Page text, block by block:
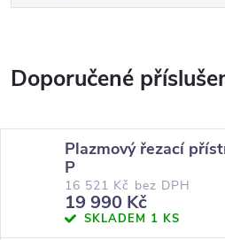
Plazmový řezací
P
16 521 Kč bez DPH
19 990 Kč
SKLADEM 1 KS